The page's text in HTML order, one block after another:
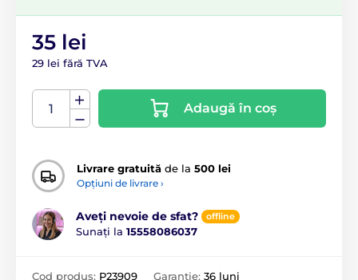
35 lei
29 lei fără TVA
Adaugă în coș
Livrare gratuită de la 500 lei
Opțiuni de livrare ›
Aveți nevoie de sfat? offline
Sunați la 15558086037
Cod produs: P23909 Garanție: 36 luni